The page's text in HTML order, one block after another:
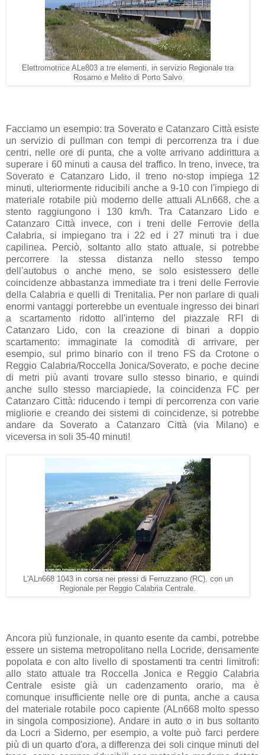
Elettromotrice ALe803 a tre elementi, in servizio Regionale tra
Rosarno e Melito di Porto Salvo
Facciamo un esempio: tra Soverato e Catanzaro Città esiste
un servizio di pullman con tempi di percorrenza tra i due
centri, nelle ore di punta, che a volte arrivano addirittura a
superare i 60 minuti a causa del traffico. In treno, invece, tra
Soverato e Catanzaro Lido, il treno no-stop impiega 12
minuti, ulteriormente riducibili anche a 9-10 con l'impiego di
materiale rotabile più moderno delle attuali ALn668, che a
stento raggiungono i 130 km/h. Tra Catanzaro Lido e
Catanzaro Città invece, con i treni delle Ferrovie della
Calabria, si impiegano tra i 22 ed i 27 minuti tra i due
capilinea. Perciò, soltanto allo stato attuale, si potrebbe
percorrere la stessa distanza nello stesso tempo
dell'autobus o anche meno, se solo esistessero delle
coincidenze abbastanza immediate tra i treni delle Ferrovie
della Calabria e quelli di Trenitalia. Per non parlare di quali
enormi vantaggi porterebbe un eventuale ingresso dei binari
a scartamento ridotto all'interno del piazzale RFI di
Catanzaro Lido, con la creazione di binari a doppio
scartamento: immaginate la comodità di arrivare, per
esempio, sul primo binario con il treno FS da Crotone o
Reggio Calabria/Roccella Jonica/Soverato, e poche decine
di metri più avanti trovare sullo stesso binario, e quindi
anche sullo stesso marciapiede, la coincidenza FC per
Catanzaro Città: riducendo i tempi di percorrenza con varie
migliorie e creando dei sistemi di coincidenze, si potrebbe
andare da Soverato a Catanzaro Città (via Milano) e
viceversa in soli 35-40 minuti!
L'ALn668 1043 in corsa nei pressi di Ferruzzano (RC), con un
Regionale per Reggio Calabria Centrale.
Ancora più funzionale, in quanto esente da cambi, potrebbe
essere un sistema metropolitano nella Locride, densamente
popolata e con alto livello di spostamenti tra centri limitrofi:
allo stato attuale tra Roccella Jonica e Reggio Calabria
Centrale esiste già un cadenzamento orario, ma è
comunque insufficiente nelle ore di punta, anche a causa
del materiale rotabile poco capiente (ALn668 molto spesso
in singola composizione). Andare in auto o in bus soltanto
da Locri a Siderno, per esempio, a volte può farci perdere
più di un quarto d'ora, a differenza dei soli cinque minuti del